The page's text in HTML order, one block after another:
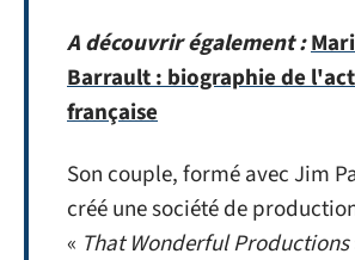
A découvrir également :
Barrault : biographie de
française
Son couple, formé avec Jim
créé une société de
« That Wonderful Productions